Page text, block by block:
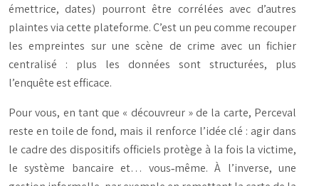
émettrice, dates) pourront être corrélées avec d’autres
plaintes via cette plateforme. C’est un peu comme recouper
les empreintes sur une scène de crime avec un fichier
centralisé : plus les données sont structurées, plus
l’enquête est efficace.
Pour vous, en tant que « découvreur » de la carte, Perceval
reste en toile de fond, mais il renforce l’idée clé : agir dans
le cadre des dispositifs officiels protège à la fois la victime,
le système bancaire et… vous‑même. À l’inverse, une